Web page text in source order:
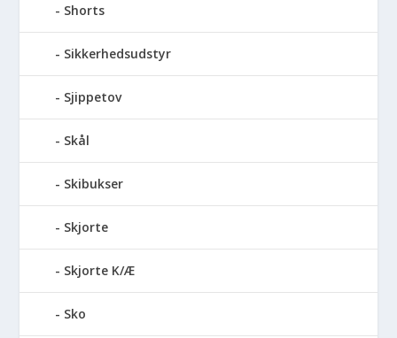
Shorts
Sikkerhedsudstyr
Sjippetov
Skål
Skibukser
Skjorte
Skjorte K/Æ
Sko